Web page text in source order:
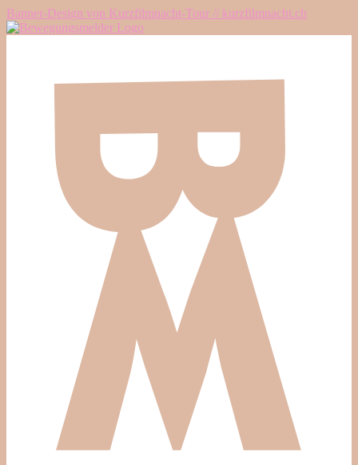
Banner-Design von Kurzfilmnacht-Tour // kurzfilmnacht.ch